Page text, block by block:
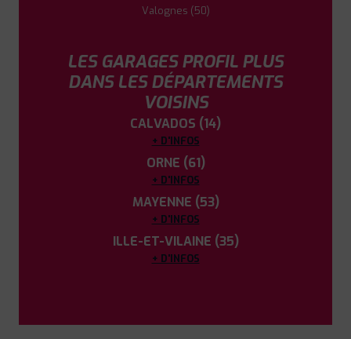
Valognes (50)
LES GARAGES PROFIL PLUS
DANS LES DÉPARTEMENTS
VOISINS
CALVADOS (14)
+ D'INFOS
ORNE (61)
+ D'INFOS
MAYENNE (53)
+ D'INFOS
ILLE-ET-VILAINE (35)
+ D'INFOS